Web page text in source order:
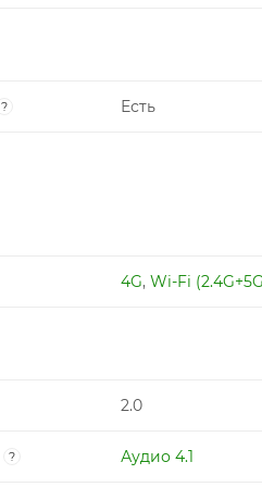
? Есть
4G,Wi-Fi
2.0
? Аудио 4.1